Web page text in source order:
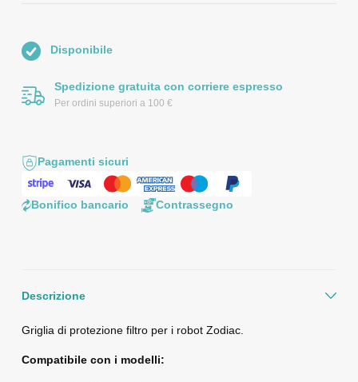
Disponibile
Spedizione gratuita con corriere espresso
Per ordini superiori a 100 €
Pagamenti sicuri
Bonifico bancario Contrassegno
Descrizione
Griglia di protezione filtro per i robot Zodiac.
Compatibile con i modelli: